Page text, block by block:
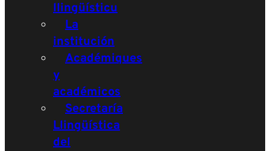
llingüísticu
La
institución
Académiques
y
académicos
Secretaría
Llingüística
del